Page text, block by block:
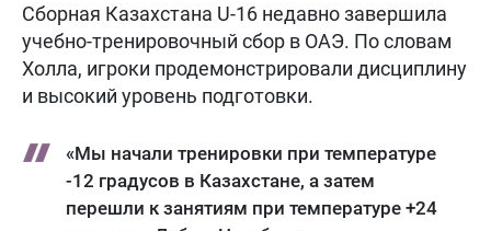
Сборная Казахстана U-16 недавно завершила
учебно-тренировочный сбор в ОАЭ. По словам
Холла, игроки продемонстрировали дисциплину
и высокий уровень подготовки.
«Мы начали тренировки при температуре
-12 градусов в Казахстане, а затем
перешли к занятиям при температуре +24